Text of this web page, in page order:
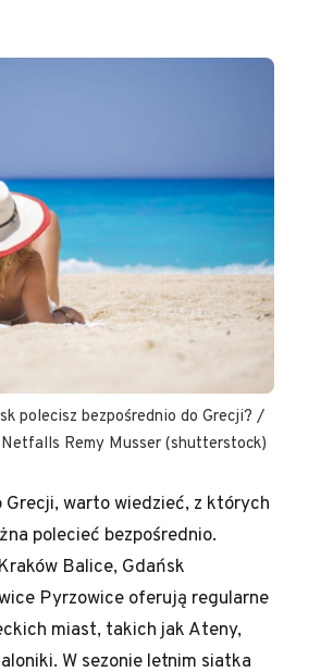
polecisz bezpośrednio do Grecji? /
Remy Musser (shutterstock)
Grecji, warto wiedzieć, z których
polecieć bezpośrednio.
Balice, Gdańsk
Pyrzowice oferują regularne
miast, takich jak Ateny,
W sezonie letnim siatka